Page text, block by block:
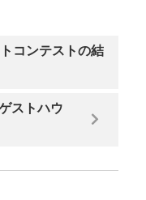
コンテストの結
ストハウ